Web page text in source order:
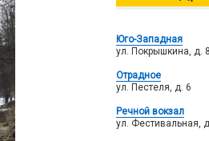
Юго-Западная
ул. Покрышкина, д. 8
Отрадное
ул. Пестеля, д. 6
Речной вокзал
ул. Фестивальная,